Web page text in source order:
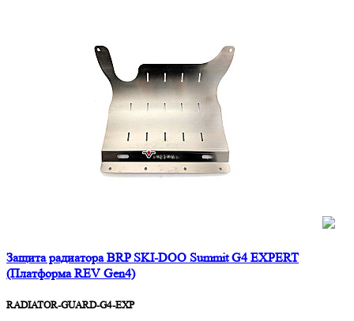
Защита радиатора BRP SKI-DOO Summit G4 EXPERT
(Платформа REV Gen4)
RADIATOR-GUARD-G4-EXP